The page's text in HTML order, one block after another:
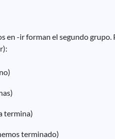
en -ir forman el segundo
termina)
terminado)